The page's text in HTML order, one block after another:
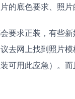
的底色要求、照片
要求正装，有些
去网上找到照片
装可用此应急）。